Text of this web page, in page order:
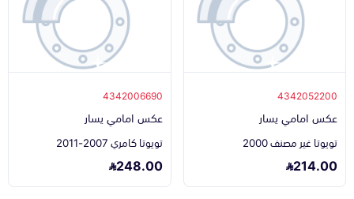
4342052200
عكس امامي يسار
تويوتا غير مصنف 2000
214.00
4342006690
عكس امامي يسار
تويوتا كامري 2007-2011
248.00